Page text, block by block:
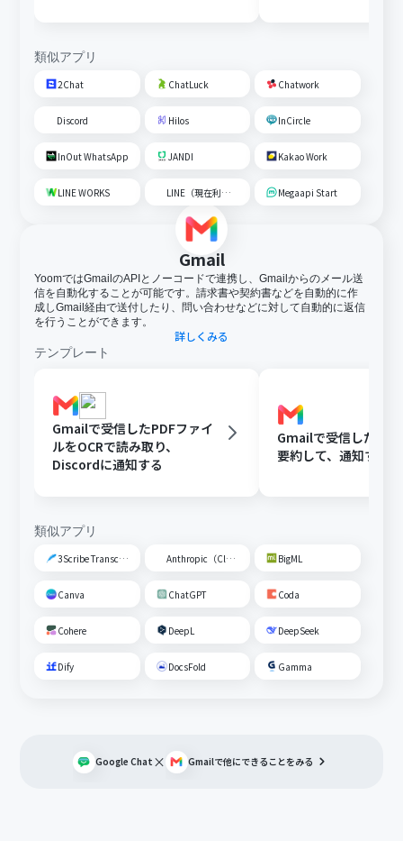
類似アプリ
2Chat ChatLuck Chatwork
Discord Hilos InCircle
InOut WhatsApp JANDI Kakao Work
LINE WORKS LINE（現在利用不可） Megaapi Start
Gmail
YoomではGmailのAPIとノーコードで連携し、Gmailからのメール送
信を自動化することが可能です。請求書や契約書などを自動的に作
成しGmail経由で送付したり、問い合わせなどに対して自動的に返信
を行うことができます。
詳しくみる
テンプレート
Gmailで受信したPDFファイ
ルをOCRで読み取り、
Discordに通知する
Gmailで受信した内
要約して、通知する
類似アプリ
3Scribe Transcription Anthropic（Claude） BigML
Canva ChatGPT Coda
Cohere DeepL DeepSeek
Dify DocsFold Gamma
Google Chat × Gmailで他にできることをみる